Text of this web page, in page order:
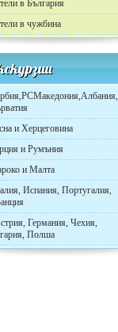
в България
в чужбина
и Херцеговина
и Румъния
и Малта
Испания, Португалия,
Германия, Чехия,
Полша